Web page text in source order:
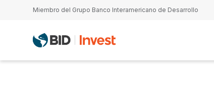
Pasar al contenido principal
Miembro del Grupo Banco Interamericano de Desarrollo